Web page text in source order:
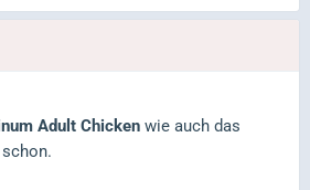
Adult Chicken wie auch das
schon.